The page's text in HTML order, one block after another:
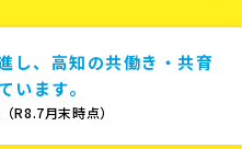
し、高知の共働き・共育
います。
月末時点）